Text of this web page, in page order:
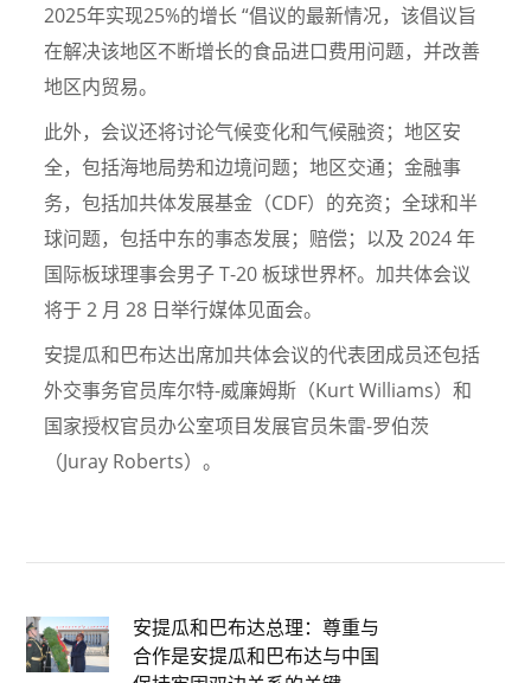
2025年实现25%的增长 “倡议的最新情况，该倡议旨
在解决该地区不断增长的食品进口费用问题，并改善
地区内贸易。
此外，会议还将讨论气候变化和气候融资；地区安
全，包括海地局势和边境问题；地区交通；金融事
务，包括加共体发展基金（CDF）的充资；全球和半
球问题，包括中东的事态发展；赔偿；以及 2024 年
国际板球理事会男子 T-20 板球世界杯。加共体会议
将于 2 月 28 日举行媒体见面会。
安提瓜和巴布达出席加共体会议的代表团成员还包括
外交事务官员库尔特-威廉姆斯（Kurt Williams）和
国家授权官员办公室项目发展官员朱雷-罗伯茨
（Juray Roberts）。
安提瓜和巴布达总理：尊重与
合作是安提瓜和巴布达与中国